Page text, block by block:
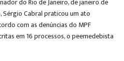
Cabral praticou um ato
com as denúncias do MPF
em 16 processos, o peemedebista